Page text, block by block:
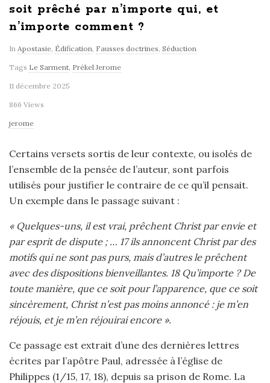
soit prêché par n’importe qui, et
n’importe comment ?
In Apostasie, Édification, Fausses doctrines, Séduction
Tags Le Sarment, Prékel Jerome
11 décembre 2025
866 Views
jerome
Certains versets sortis de leur contexte, ou isolés de
l’ensemble de la pensée de l’auteur, sont parfois
utilisés pour justifier le contraire de ce qu’il pensait.
Un exemple dans le passage suivant :
« Quelques-uns, il est vrai, prêchent Christ par envie et
par esprit de dispute ; … 17 ils annoncent Christ par des
motifs qui ne sont pas purs, mais d’autres le prêchent
avec des dispositions bienveillantes. 18 Qu’importe ? De
toute manière, que ce soit pour l’apparence, que ce soit
sincèrement, Christ n’est pas moins annoncé : je m’en
réjouis, et je m’en réjouirai encore ».
Ce passage est extrait d’une des dernières lettres
écrites par l’apôtre Paul, adressée à l’église de
Philippes (1/15, 17, 18), depuis sa prison de Rome. La